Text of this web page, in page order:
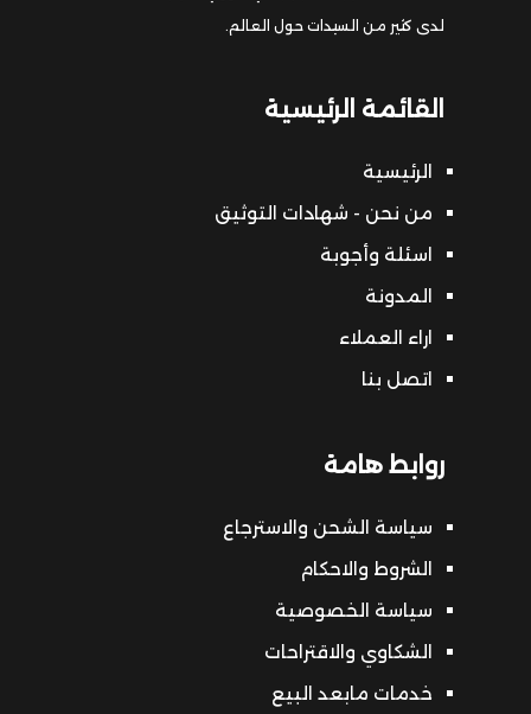
لدى كثير من السيدات حول العالم.
القائمة الرئيسية
الرئيسية
من نحن - شهادات التوثيق
اسئلة وأجوبة
المدونة
اراء العملاء
اتصل بنا
روابط هامة
سياسة الشحن والاسترجاع
الشروط والاحكام
سياسة الخصوصية
الشكاوي والاقتراحات
خدمات مابعد البيع